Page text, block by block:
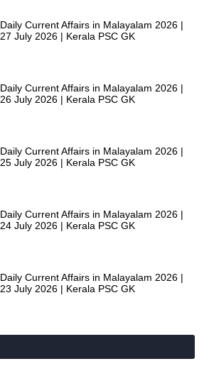
Daily Current Affairs in Malayalam 2026 |
27 July 2026 | Kerala PSC GK
Daily Current Affairs in Malayalam 2026 |
26 July 2026 | Kerala PSC GK
Daily Current Affairs in Malayalam 2026 |
25 July 2026 | Kerala PSC GK
Daily Current Affairs in Malayalam 2026 |
24 July 2026 | Kerala PSC GK
Daily Current Affairs in Malayalam 2026 |
23 July 2026 | Kerala PSC GK